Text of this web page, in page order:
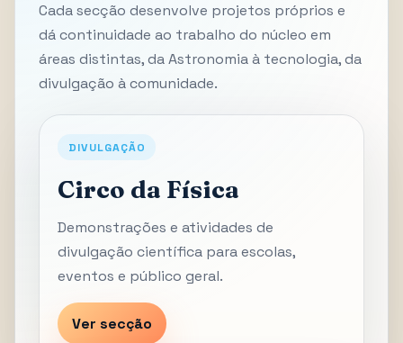
Cada secção desenvolve projetos próprios e
dá continuidade ao trabalho do núcleo em
áreas distintas, da Astronomia à tecnologia, da
divulgação à comunidade.
DIVULGAÇÃO
Circo da Física
Demonstrações e atividades de
divulgação científica para escolas,
eventos e público geral.
Ver secção